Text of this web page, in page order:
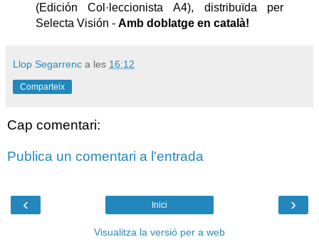
(Edición Col·leccionista A4), distribuïda per
Selecta Visión - Amb doblatge en català!
Llop Segarrenc a les 16:12
Comparteix
Cap comentari:
Publica un comentari a l'entrada
‹ ›
Inici
Visualitza la versió per a web